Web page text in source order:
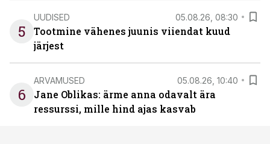
5
UUDISED 05.08.26, 08:30
Tootmine vähenes juunis viiendat kuud
järjest
6
ARVAMUSED 05.08.26, 10:40
Jane Oblikas: ärme anna odavalt ära
ressurssi, mille hind ajas kasvab